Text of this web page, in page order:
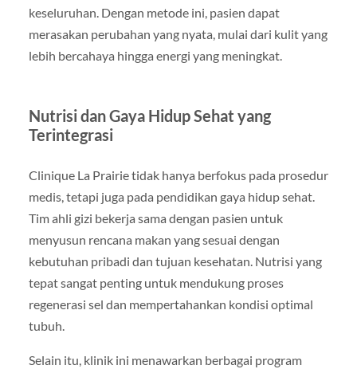
keseluruhan. Dengan metode ini, pasien dapat
merasakan perubahan yang nyata, mulai dari kulit yang
lebih bercahaya hingga energi yang meningkat.
Nutrisi dan Gaya Hidup Sehat yang
Terintegrasi
Clinique La Prairie tidak hanya berfokus pada prosedur
medis, tetapi juga pada pendidikan gaya hidup sehat.
Tim ahli gizi bekerja sama dengan pasien untuk
menyusun rencana makan yang sesuai dengan
kebutuhan pribadi dan tujuan kesehatan. Nutrisi yang
tepat sangat penting untuk mendukung proses
regenerasi sel dan mempertahankan kondisi optimal
tubuh.
Selain itu, klinik ini menawarkan berbagai program